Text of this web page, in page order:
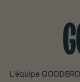
L’équipe